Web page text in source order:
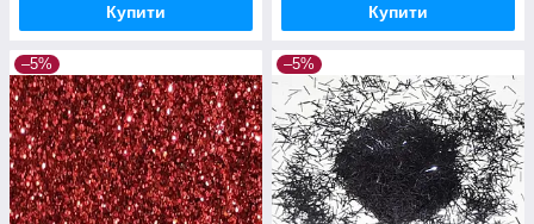
Купити Купити
–5% –5%